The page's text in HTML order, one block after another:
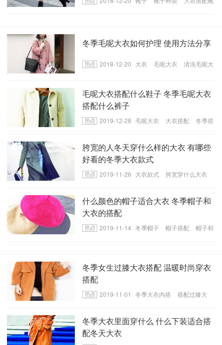
冬季毛呢大衣如何护理 使用方法分享
2018-12-20 大衣 毛呢大衣
清洗毛呢大
毛呢大衣搭配什么鞋子 冬季毛呢大衣
搭配什么裤子
2019-12-28 毛呢大衣 大衣搭配
冬季搭
胯宽的人冬天穿什么样的大衣 有哪些
好看的冬季大衣款式
2019-11-26 大衣款式
胯宽穿什么大衣
什么颜色的帽子适合大衣 冬季帽子和
大衣的搭配
2019-11-14 冬季帽子 帽子搭配
帽子和
冬季女生过膝大衣搭配 温暖时尚穿衣
搭配
2019-11-01 冬季大衣内搭
搭配过膝大
冬季大衣里面穿什么 什么下装适合搭
配冬天大衣